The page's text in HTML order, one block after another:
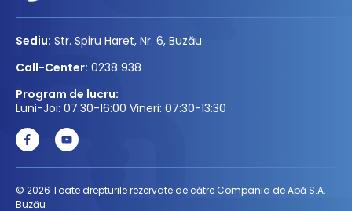
Sediu: Str. Spiru Haret, Nr. 6, Buzău
Call-Center: 0238 938
Program de lucru:
Luni-Joi: 07:30-16:00 Vineri: 07:30-13:30
© 2026 Toate drepturile rezervate de către Compania de Apă S.A.
Buzău